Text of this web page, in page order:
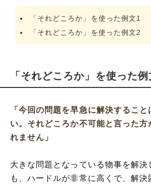
「それどころか」を使った例文1
「それどころか」を使った例文2
「それどころか」を使った例
「今回の問題を早急に解決すること
い。それどころか不可能と言った方
れません」
大きな問題となっている物事を解決
も、ハードルが非常に高くで、解決